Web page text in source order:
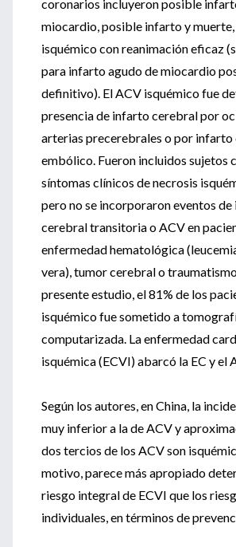
coronarios incluyeron posible
miocardio, posible infarto y
isquémico con reanimación eficaz
para infarto agudo de miocardio
definitivo). El ACV isquémico fue
presencia de infarto cerebral por
arterias precerebrales o por
embólico. Fueron incluidos sujetos
síntomas clínicos de necrosis
pero no se incorporaron eventos de
cerebral transitoria o ACV en
enfermedad hematológica
vera), tumor cerebral o
presente estudio, el 81% de los
isquémico fue sometido a
computarizada. La enfermedad
isquémica (ECVI) abarcó la EC y el
Según los autores, en China, la
muy inferior a la de ACV y
dos tercios de los ACV son
motivo, parece más apropiado
riesgo integral de ECVI que los
individuales, en términos de